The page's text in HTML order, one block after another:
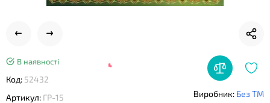
В наявності
Код: 52432
Артикул: ГР-15 Виробник: Без ТМ
❤